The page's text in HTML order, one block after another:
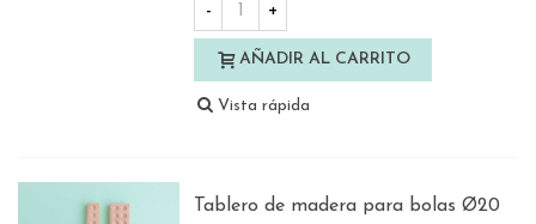
- +
AÑADIR AL CARRITO
Vista rápida
Tablero de madera para bolas Ø20